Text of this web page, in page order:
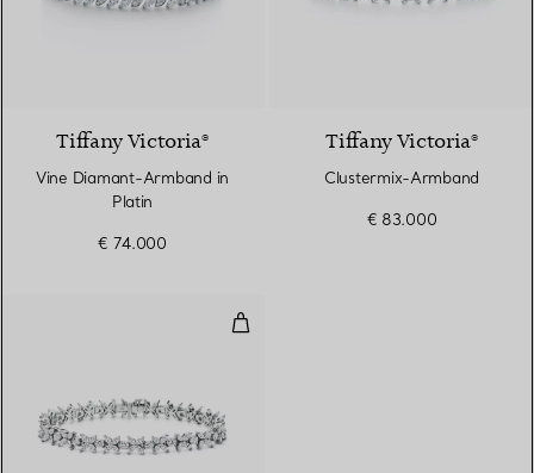
Tiffany Victoria®
Vine Diamant-Armband in
Platin
€ 74.000
Tiffany Victoria®
Clustermix-Armband
€ 83.000
Alternierendes Armband